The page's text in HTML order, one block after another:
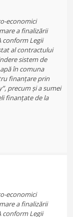
economici
a finalizării
conform Legii
al contractului
sistem de
în comuna
finanțare prin
precum și a sumei
finanțate de la
economici
a finalizării
conform Legii